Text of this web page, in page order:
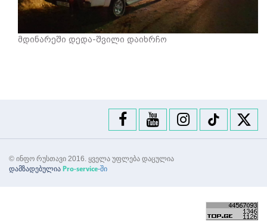
მდინარეში დედა-შვილი დაიხრჩო
© ინფო რუსთავი 2016. ყველა უფლება დაცულია
დამზადებულია Pro-service-ში